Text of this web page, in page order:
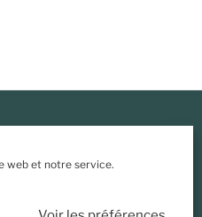
web et notre service.